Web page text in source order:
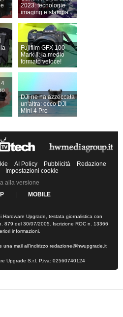
2023: tecnologie
imaging e stampa
Fujifilm GFX 100
Mark II: la medio
formato veloce!
4
DJI ne ha azzeccata
un'altra: ecco DJI
Mini 4 Pro
AI Policy Pubblicità
Redazione
Impostazioni cookie
alla versione
MOBILE
Hardware Upgrade, testata giornalistica con
879 del 30/07/2005. Iscrizione ROC n. 13366
informazioni.
una mail all'indirizzo redazione@hwupgrade.it
Upgrade S.r.l. P.iva: 02560740124